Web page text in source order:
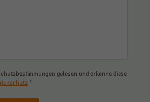
gelesen und erkenne diese
*